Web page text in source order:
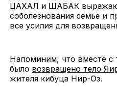
ЦАХАЛ и ШАБАК
соболезнования семье и
все усилия для
Напоминим, что вместе
было возвращено тело
жителя кибуца Нир-Оз.